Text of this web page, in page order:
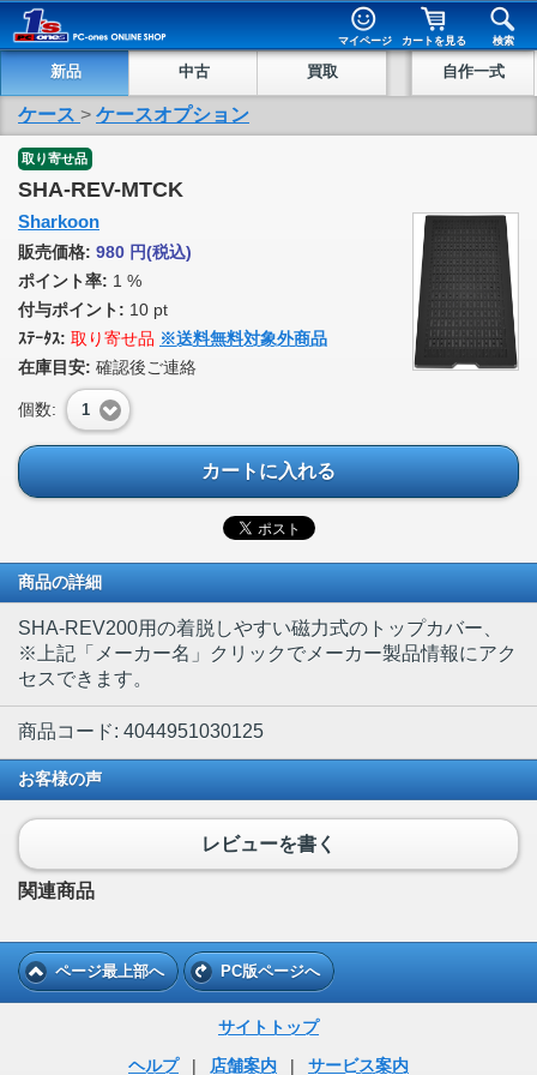
マイページ カートを見る 検索
新品 中古 買取 自作一式
ケース > ケースオプション
取り寄せ品
SHA-REV-MTCK
Sharkoon
販売価格: 980 円(税込)
ポイント率: 1 %
付与ポイント: 10 pt
ｽﾃｰﾀｽ: 取り寄せ品 ※送料無料対象外商品
在庫目安: 確認後ご連絡
個数: 1
カートに入れる
商品の詳細
SHA-REV200用の着脱しやすい磁力式のトップカバー
※上記「メーカー名」クリックでメーカー製品情報にアク
セスできます。
商品コード: 4044951030125
お客様の声
レビューを書く
関連商品
ページ最上部へ PC版ページへ
サイトトップ
ヘルプ
| 店舗案内 | サービス案内